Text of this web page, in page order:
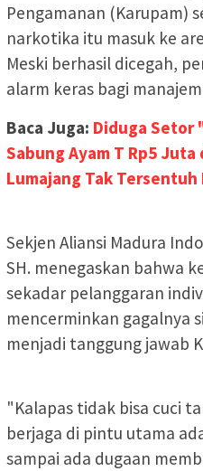
Pengamanan (Karupam)
narkotika itu masuk ke
Meski berhasil dicegah,
alarm keras bagi
Baca Juga: Diduga Setor
Sabung Ayam T Rp5
Lumajang Tak Tersentuh
Sekjen Aliansi Madura
SH. menegaskan bahwa
sekadar pelanggaran
mencerminkan gagalnya
menjadi tanggung jawab
"Kalapas tidak bisa cuci
berjaga di pintu utama
sampai ada dugaan